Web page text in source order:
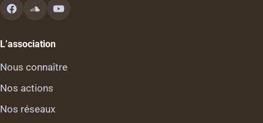
L’association
Nous connaître
Nos actions
Nos réseaux